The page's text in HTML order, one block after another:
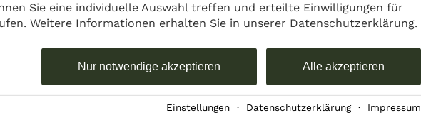
Sie eine individuelle Auswahl treffen und erteilte Einwilligungen für
Weitere Informationen erhalten Sie in unserer Datenschutzerklärung.
Alle akzeptieren
Nur notwendige akzeptieren
Einstellungen · Datenschutzerklärung· Impressum